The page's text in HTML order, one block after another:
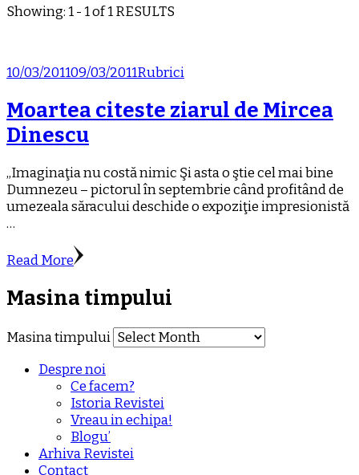
Showing: 1 - 1 of 1 RESULTS
10/03/201109/03/2011Rubrici
Moartea citeste ziarul de Mircea
Dinescu
„Imaginaţia nu costă nimic Şi asta o ştie cel mai bine
Dumnezeu – pictorul în septembrie când profitând de
umezeala săracului deschide o expoziţie impresionistă
…
Read More
Masina timpului
Masina timpului
Despre noi
Ce facem?
Istoria Revistei
Vreau in echipa!
Blogu’
Arhiva Revistei
Contact